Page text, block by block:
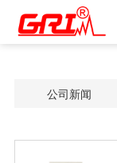
公司新闻